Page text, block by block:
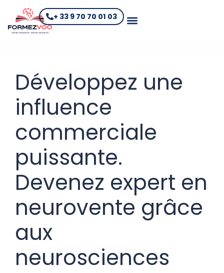
+ 33 9 70 70 01 03
Développez une
influence
commerciale
puissante.
Devenez expert en
neurovente grâce
aux
neurosciences